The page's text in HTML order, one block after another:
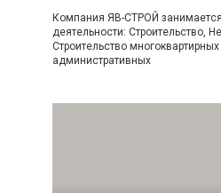
Компания ЯВ-СТРОЙ
деятельности: Строительство,
Строительство
административных